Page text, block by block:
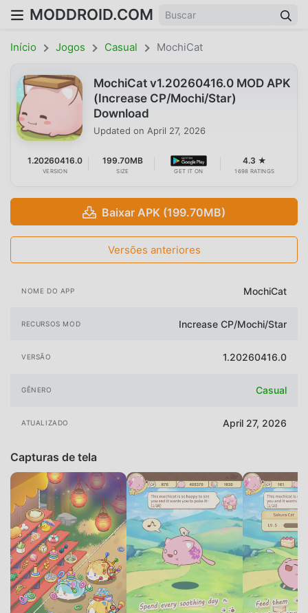
MODDROID.COM
Início Jogos Casual MochiCat
MochiCat v1.20260416.0 MOD APK
(Increase CP/Mochi/Star)
Download
Updated on April 27, 2026
1.20260416.0
VERSION
199.70MB
SIZE GET IT ON
4.3 ★
1698 RATINGS
Baixar APK (199.70MB)
Versões anteriores
NOME DO APP MochiCat
RECURSOS MOD Increase CP/Mochi/Star
VERSÃO 1.20260416.0
GÊNERO Casual
ATUALIZADO April 27, 2026
Capturas de tela